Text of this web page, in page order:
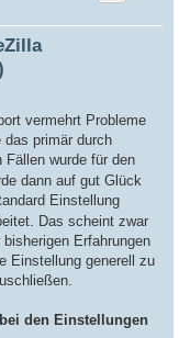
vermehrt Probleme
das primär durch
wurde für den
dann auf gut Glück
Einstellung
Das scheint zwar
Erfahrungen
Einstellung generell zu
den Einstellungen